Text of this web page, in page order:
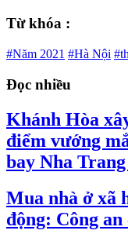
Từ khóa :
#Năm 2021 #Hà Nội
Đọc nhiều
Khánh Hòa
điểm vướng
bay Nha
Mua nhà ở xã
động: Công